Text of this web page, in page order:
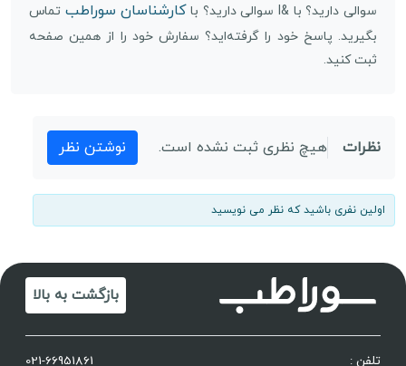
سوالی دارید؟ با &l سوالی دارید؟ با کارشناسان سوراطب تماس
بگیرید. پاسخ خود را گرفته‌اید؟ سفارش خود را از همین صفحه
ثبت کنید.
نظرات هیچ نظری ثبت نشده است. نوشتن نظر
اولین نفری باشید که نظر می نویسید
بازگشت به بالا
تلفن : 021-66951861